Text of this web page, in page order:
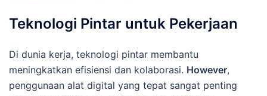
Teknologi Pintar untuk Pekerjaan
Di dunia kerja, teknologi pintar membantu
meningkatkan efisiensi dan kolaborasi. However,
penggunaan alat digital yang tepat sangat penting